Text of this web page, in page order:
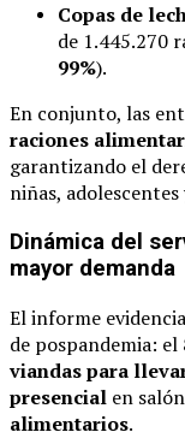
Copas de
de 1.445.270
99%).
En conjunto, las
raciones
garantizando el
niñas,
Dinámica del
mayor demanda
El informe
de pospandemia: el
viandas para
presencial en
alimentarios.